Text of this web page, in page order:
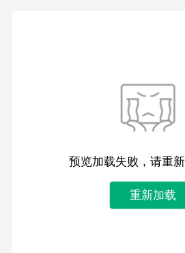
预览加载失败，请重
重新加载